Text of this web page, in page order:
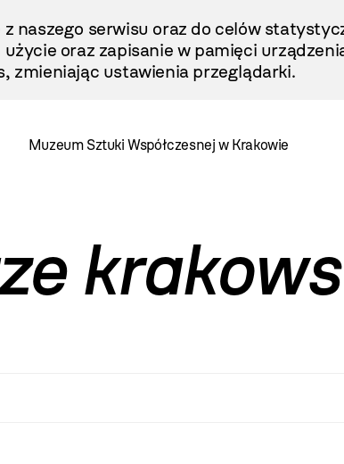
naszego serwisu oraz do celów
oraz zapisanie w pamięci
zmieniając ustawienia przeglądarki.
Muzeum Sztuki Współczesnej w Krakowie